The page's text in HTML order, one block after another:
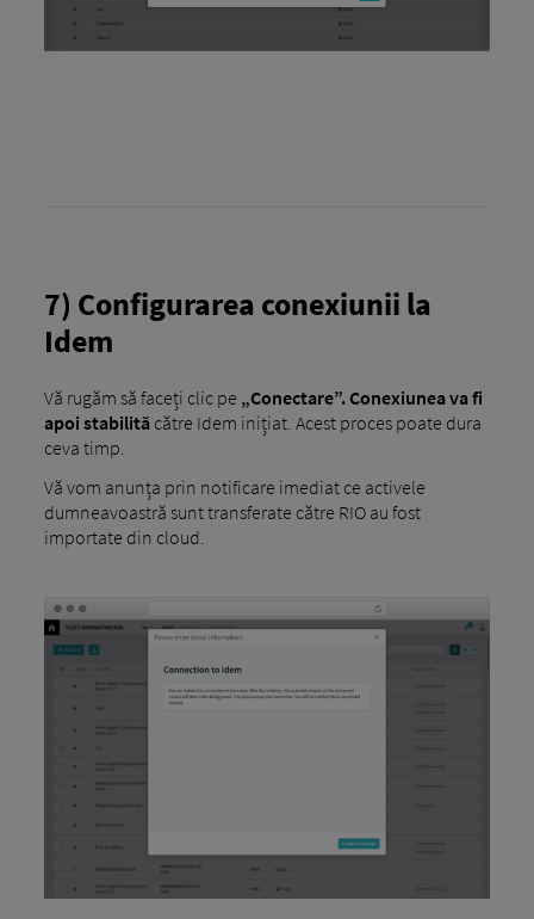
7) Configurarea conexiunii la
Idem
Vă rugăm să faceți clic pe „Conectare”. Conexiunea va fi
apoi stabilităcătre Idem inițiat. Acest proces poate dura
ceva timp.
Vă vom anunța prin notificare imediat ce activele
dumneavoastră sunt transferate către RIO au fost
importate din cloud.